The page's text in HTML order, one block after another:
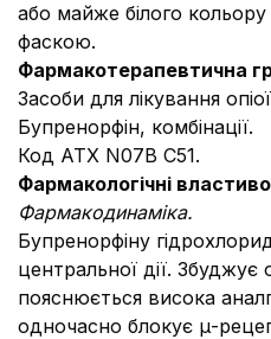
або майже білого
фаскою.
Фармакотерапевтична
Засоби для лікування
Бупренорфін, комбінації.
Код ATХ N07В С51.
Фармакологічні
Фармакодинаміка.
Бупренорфіну
центральної дії.
пояснюється висока
одночасно блокує μ-